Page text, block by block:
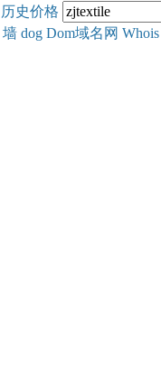
历史价格
墙 dog Dom域名网 Whois